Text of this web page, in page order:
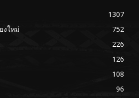
1307
งใหม่
752
226
126
108
96